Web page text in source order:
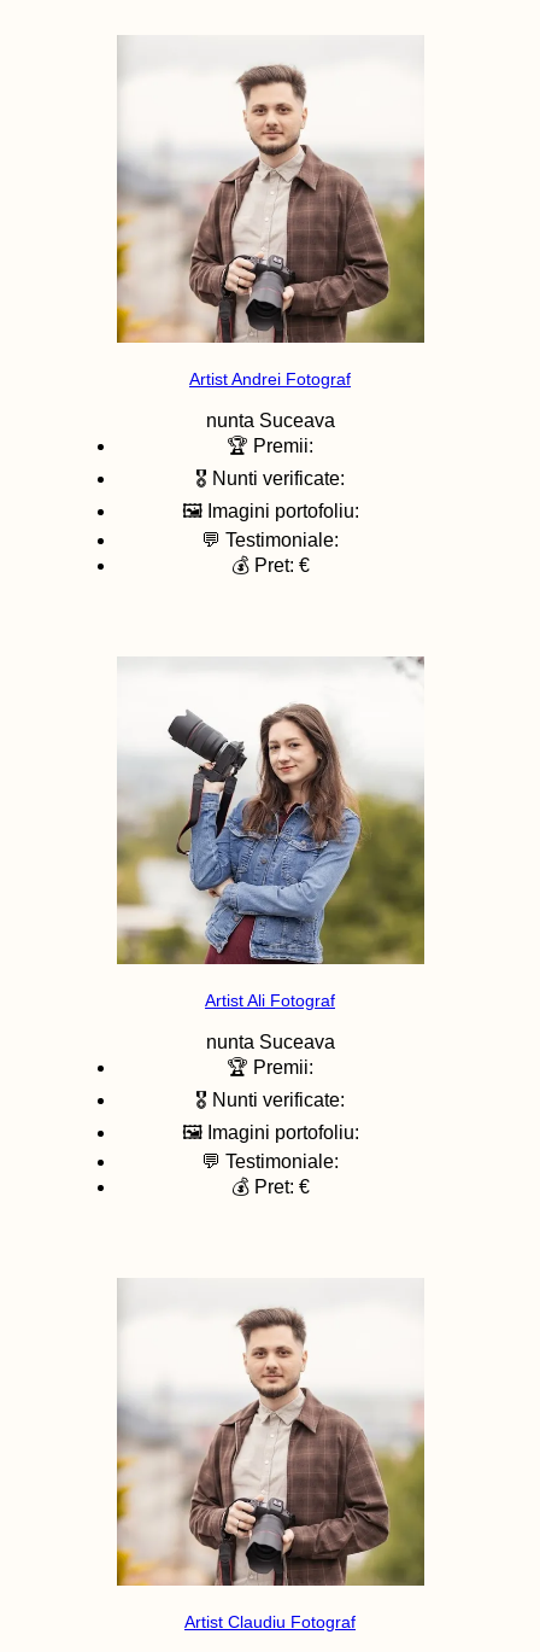
Artist Andrei Fotograf
nunta Suceava
🏆 Premii:
🎖️ Nunti verificate:
🖼️ Imagini portofoliu:
💬 Testimoniale:
💰 Pret: €
Artist Ali Fotograf
nunta Suceava
🏆 Premii:
🎖️ Nunti verificate:
🖼️ Imagini portofoliu:
💬 Testimoniale:
💰 Pret: €
Artist Claudiu Fotograf